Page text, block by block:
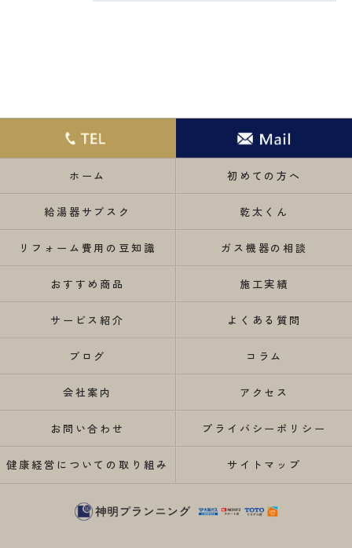
ホーム 初めての方へ
給湯器サブスク 乾太くん
リフォーム費用の豆知識 ガス機器の相談
おすすめ商品 施工実績
サービス紹介 よくある質問
ブログ コラム
会社案内 アクセス
お問い合わせ プライバシーポリシー
健康経営についての取り組み サイトマップ